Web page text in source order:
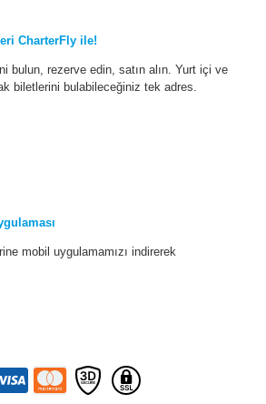
CharterFly ile!
bulun, rezerve edin, satın alın. Yurt içi ve
biletlerini bulabileceğiniz tek adres.
mobil uygulamamızı indirerek